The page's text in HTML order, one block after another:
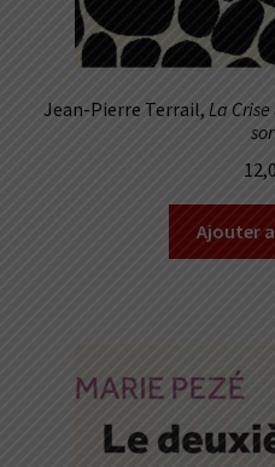
Jean-Pierre Terrail, La
Ajouter